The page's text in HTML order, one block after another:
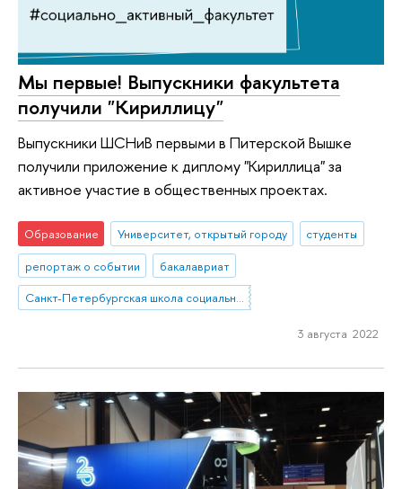
Мы первые! Выпускники факультета
получили "Кириллицу"
Выпускники ШСНиВ первыми в Питерской Вышке
получили приложение к диплому "Кириллица" за
активное участие в общественных проектах.
Образование Университет, открытый городу
студенты
репортаж о событии
бакалавриат
Санкт-Петербургская школа социальных наук
3 августа 2022